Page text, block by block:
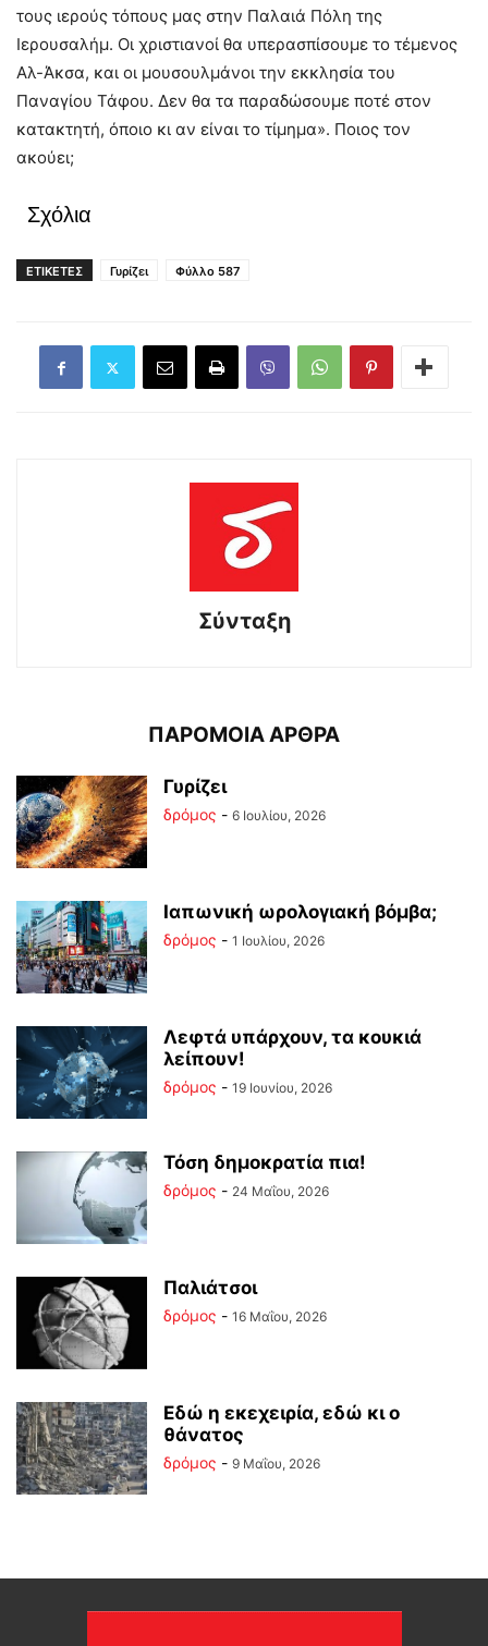
τους ιερούς τόπους μας στην Παλαιά Πόλη της
Ιερουσαλήμ. Οι χριστιανοί θα υπερασπίσουμε το τέμενος
Αλ-Άκσα, και οι μουσουλμάνοι την εκκλησία του
Παναγίου Τάφου. Δεν θα τα παραδώσουμε ποτέ στον
κατακτητή, όποιο κι αν είναι το τίμημα». Ποιος τον
ακούει;
Σχόλια
ΕΤΙΚΕΤΕΣ Γυρίζει Φύλλο 587
Σύνταξη
ΠΑΡΟΜΟΙΑ ΑΡΘΡΑ
Γυρίζει
δρόμος - 6 Ιουλίου, 2026
Ιαπωνική ωρολογιακή βόμβα;
δρόμος - 1 Ιουλίου, 2026
Λεφτά υπάρχουν, τα κουκιά
λείπουν!
δρόμος - 19 Ιουνίου, 2026
Τόση δημοκρατία πια!
δρόμος - 24 Μαΐου, 2026
Παλιάτσοι
δρόμος - 16 Μαΐου, 2026
Εδώ η εκεχειρία, εδώ κι ο
θάνατος
δρόμος - 9 Μαΐου, 2026